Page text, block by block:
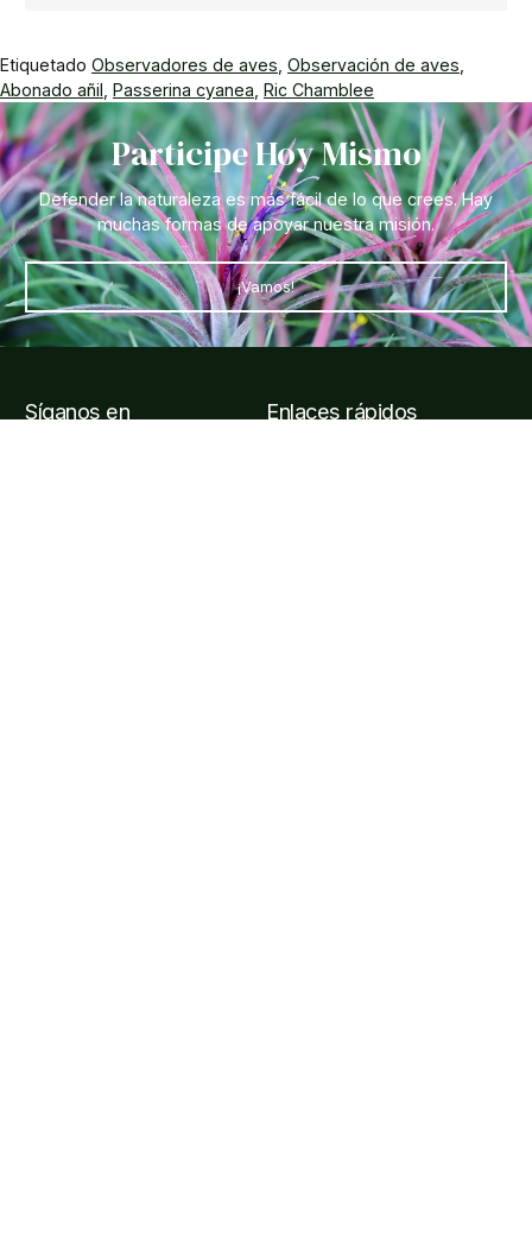
Etiquetado Observadores de aves Observación de aves
Abonado añil Passerina cyanea Ric Chamblee
Participe Hoy Mismo
Defender la naturaleza es más fácil de lo que crees. Hay
muchas formas de apoyar nuestra misión.
¡Vamos!
Síganos en Enlaces rápidos